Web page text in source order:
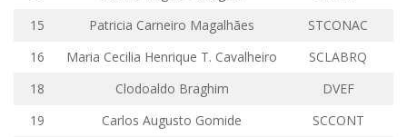
Segurança e Acessos
Obras e Manutenção
Transporte, Moradia e Alimentação
Promoção Social
15
Patricia Carneiro Magalhães
STCONAC
16
Maria Cecilia Henrique T. Cavalheiro
SCLABRQ
18
Clodoaldo Braghim
DVEF
19
Carlos Augusto Gomide
SCCONT